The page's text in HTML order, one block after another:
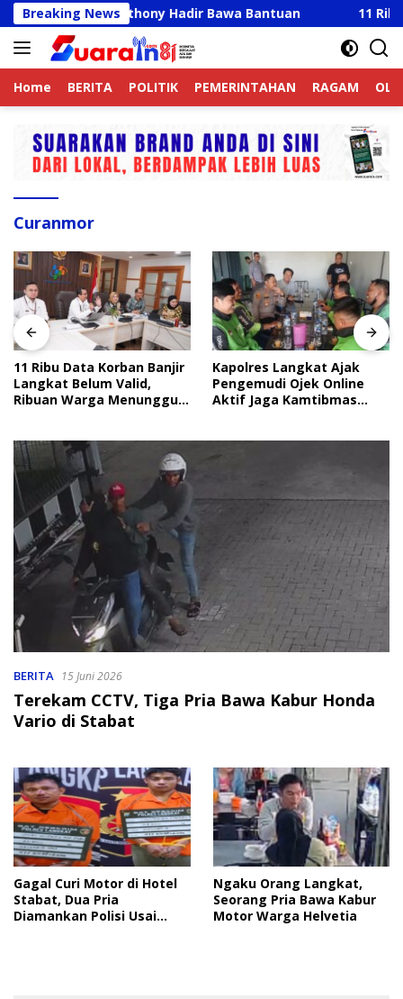
Langsung
ke
konten
Breaking News
Ricky Anthony Hadir Bawa Bantuan 11 Ribu Data
Home BERITA POLITIK PEMERINTAHAN RAGAM
Curanmor
11 Ribu Data Korban Banjir
Langkat Belum Valid,
Ribuan Warga Menunggu
Kapolres Langkat Ajak
Pengemudi Ojek Online
Aktif Jaga Kamtibmas
BERITA 15 Juni 2026
Terekam CCTV, Tiga Pria Bawa Kabur Honda
Vario di Stabat
Gagal Curi Motor di Hotel
Stabat, Dua Pria
Diamankan Polisi Usai
Ngaku Orang Langkat,
Seorang Pria Bawa Kabur
Motor Warga Helvetia